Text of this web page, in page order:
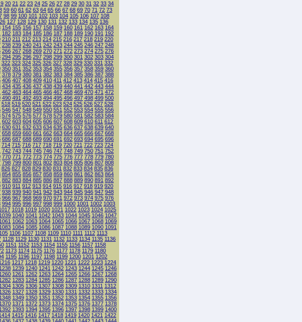
20 21 22 23 24 25 26 27 28 29 30 31 32 33 34
59 60 61 62 63 64 65 66 67 68 69 70 71 72 73
98 99 100 101 102 103 104 105 106 107 108
127 128 129 130 131 132 133 134 135 136
154 155 156 157 158 159 160 161 162 163 164
182 183 184 185 186 187 188 189 190 191 192
210 211 212 213 214 215 216 217 218 219 220
238 239 240 241 242 243 244 245 246 247 248
266 267 268 269 270 271 272 273 274 275 276
294 295 296 297 298 299 300 301 302 303 304
322 323 324 325 326 327 328 329 330 331 332
350 351 352 353 354 355 356 357 358 359 360
378 379 380 381 382 383 384 385 386 387 388
406 407 408 409 410 411 412 413 414 415 416
434 435 436 437 438 439 440 441 442 443 444
462 463 464 465 466 467 468 469 470 471 472
490 491 492 493 494 495 496 497 498 499 500
518 519 520 521 522 523 524 525 526 527 528
546 547 548 549 550 551 552 553 554 555 556
574 575 576 577 578 579 580 581 582 583 584
602 603 604 605 606 607 608 609 610 611 612
630 631 632 633 634 635 636 637 638 639 640
658 659 660 661 662 663 664 665 666 667 668
686 687 688 689 690 691 692 693 694 695 696
714 715 716 717 718 719 720 721 722 723 724
742 743 744 745 746 747 748 749 750 751 752
770 771 772 773 774 775 776 777 778 779 780
798 799 800 801 802 803 804 805 806 807 808
826 827 828 829 830 831 832 833 834 835 836
854 855 856 857 858 859 860 861 862 863 864
882 883 884 885 886 887 888 889 890 891 892
910 911 912 913 914 915 916 917 918 919 920
938 939 940 941 942 943 944 945 946 947 948
966 967 968 969 970 971 972 973 974 975 976
994 995 996 997 998 999 1000 1001 1002 1003
1018 1019 1020 1021 1022 1023 1024 1025
1039 1040 1041 1042 1043 1044 1045 1046 1047
1061 1062 1063 1064 1065 1066 1067 1068 1069
1083 1084 1085 1086 1087 1088 1089 1090 1091
1106 1107 1108 1109 1110 1111 1112 1113
1128 1129 1130 1131 1132 1133 1134 1135 1136
1151 1152 1153 1154 1155 1156 1157 1158
1173 1174 1175 1176 1177 1178 1179 1180
1195 1196 1197 1198 1199 1200 1201 1202
1217 1218 1219 1220 1221 1222 1223 1224
1238 1239 1240 1241 1242 1243 1244 1245 1246
1260 1261 1262 1263 1264 1265 1266 1267 1268
1282 1283 1284 1285 1286 1287 1288 1289 1290
1304 1305 1306 1307 1308 1309 1310 1311 1312
1326 1327 1328 1329 1330 1331 1332 1333 1334
1348 1349 1350 1351 1352 1353 1354 1355 1356
1370 1371 1372 1373 1374 1375 1376 1377 1378
1392 1393 1394 1395 1396 1397 1398 1399 1400
1415 1416 1417 1418 1419 1420 1421 1422